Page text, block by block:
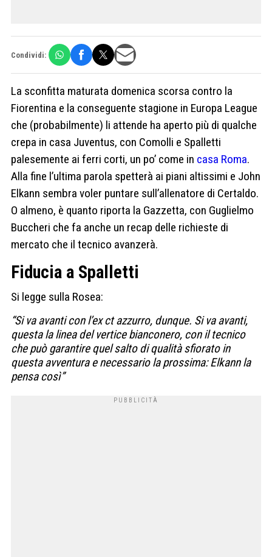
Condividi:
La sconfitta maturata domenica scorsa contro la
Fiorentina e la conseguente stagione in Europa League
che (probabilmente) li attende ha aperto più di qualche
crepa in casa Juventus, con Comolli e Spalletti
palesemente ai ferri corti, un po’ come in casa Roma.
Alla fine l’ultima parola spetterà ai piani altissimi e John
Elkann sembra voler puntare sull’allenatore di Certaldo.
O almeno, è quanto riporta la Gazzetta, con Guglielmo
Buccheri che fa anche un recap delle richieste di
mercato che il tecnico avanzerà.
Fiducia a Spalletti
Si legge sulla Rosea:
“Si va avanti con l’ex ct azzurro, dunque. Si va avanti,
questa la linea del vertice bianconero, con il tecnico
che può garantire quel salto di qualità sfiorato in
questa avventura e necessario la prossima: Elkann la
pensa così”